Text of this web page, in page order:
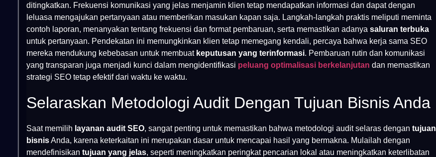
ditingkatkan. Frekuensi komunikasi yang jelas menjamin klien tetap mendapatkan informasi dan dapat dengan
leluasa mengajukan pertanyaan atau memberikan masukan kapan saja. Langkah-langkah praktis meliputi meminta
contoh laporan, menanyakan tentang frekuensi dan format pembaruan, serta memastikan adanya saluran terbuka
untuk pertanyaan. Pendekatan ini memungkinkan klien tetap memegang kendali, percaya bahwa kerja sama SEO
mereka mendukung kebebasan untuk membuat keputusan yang terinformasi. Pembaruan rutin dan komunikasi
yang transparan juga menjadi kunci dalam mengidentifikasi peluang optimalisasi berkelanjutan dan memastikan
strategi SEO tetap efektif dari waktu ke waktu.
Selaraskan Metodologi Audit Dengan Tujuan Bisnis Anda
Saat memilih layanan audit SEO, sangat penting untuk memastikan bahwa metodologi audit selaras dengan tujuan
bisnisAnda, karena keterkaitan ini merupakan dasar untuk mencapai hasil yang bermakna. Mulailah dengan
mendefinisikan tujuan yang jelas, seperti meningkatkan peringkat pencarian lokal atau meningkatkan keterlibatan